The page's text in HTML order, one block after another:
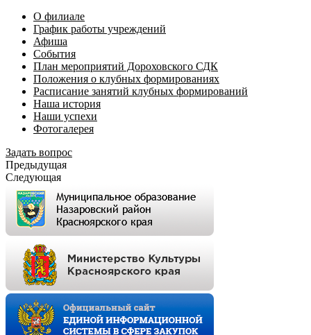
О филиале
График работы учреждений
Афиша
События
План мероприятий Дороховского СДК
Положения о клубных формированиях
Расписание занятий клубных формирований
Наша история
Наши успехи
Фотогалерея
Задать вопрос
Предыдущая
Следующая